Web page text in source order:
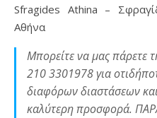
Sfragides Athina –
Αθήνα
Μπορείτε να μας πάρετε
210 3301978 για
διαφόρων διαστάσεων
καλύτερη προσφορά.